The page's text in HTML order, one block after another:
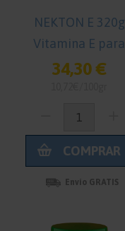
NEKTON E 320g
Vitamina E para
Pájaros
34,30 €
COMPRAR
Envío GRATIS